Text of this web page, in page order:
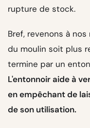
rupture de stock.
Bref, revenons à
du moulin soit plus
termine par un
L'entonnoir aide à
en empêchant de
de son utilisation.